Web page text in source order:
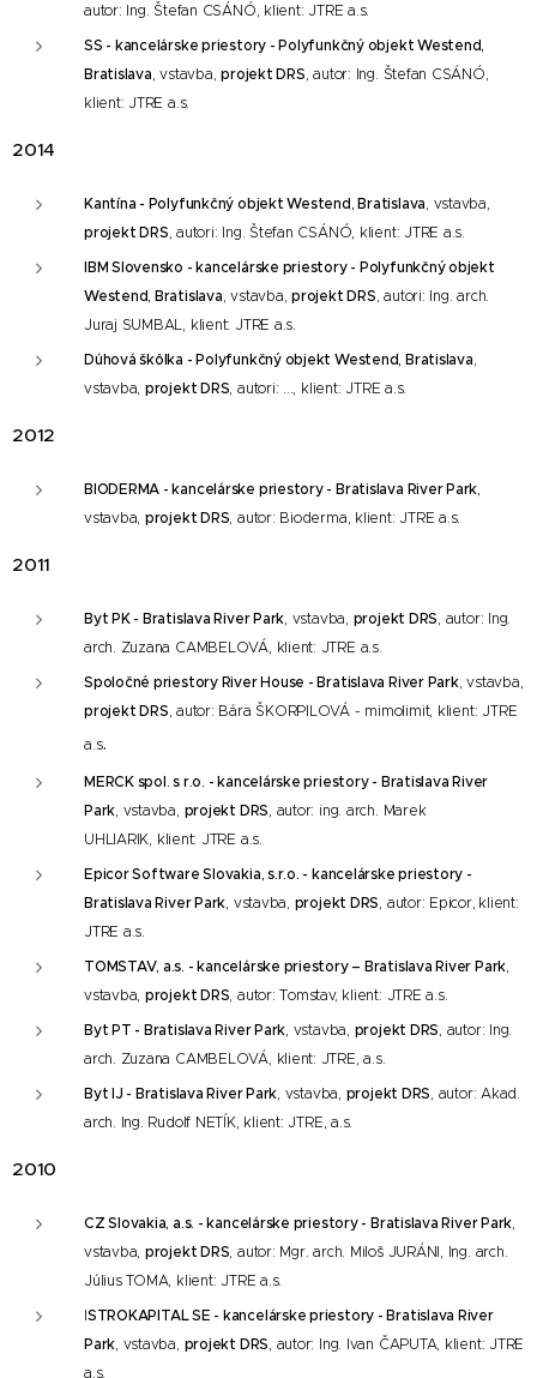
autor: Ing. Štefan CSÁNÓ, klient: JTRE a.s.
SS - kancelárske priestory - Polyfunkčný objekt Westend,
Bratislava, vstavba,projekt DRS, autor: Ing. Štefan CSÁNÓ,
klient: JTRE a.s.
2014
Kantína - Polyfunkčný objekt Westend, Bratislava, vstavba,
projekt DRS, autori: Ing. Štefan CSÁNÓ, klient: JTRE a.s.
IBM Slovensko - kancelárske priestory - Polyfunkčný objekt
Westend, Bratislava, vstavba,projekt DRS, autori: Ing. arch.
Juraj SUMBAL, klient: JTRE a.s.
Dúhová škôlka - Polyfunkčný objekt Westend, Bratislava,
vstavba, projekt DRS, autori: ..., klient: JTRE a.s.
2012
BIODERMA - kancelárske priestory - Bratislava River Park,
vstavba, projekt DRS, autor: Bioderma, klient: JTRE a.s.
2011
Byt PK - Bratislava River Park, vstavba, projekt DRS, autor: Ing.
arch. Zuzana CAMBELOVÁ, klient: JTRE a.s.
Spoločné priestory River House - Bratislava River Park, vstavba,
projekt DRS, autor: Bára ŠKORPILOVÁ - mimolimit, klient: JTRE
a.s.
MERCK spol. s r.o. - kancelárske priestory - Bratislava River
Park, vstavba, projekt DRS, autor: ing. arch. Marek
UHLIARIK, klient: JTRE a.s.
Epicor Software Slovakia, s.r.o. - kancelárske priestory -
Bratislava River Park, vstavba, projekt DRS, autor: Epicor, klient:
JTRE a.s.
TOMSTAV, a.s. - kancelárske priestory – Bratislava River Park,
vstavba, projekt DRS, autor: Tomstav, klient: JTRE a.s.
Byt PT - Bratislava River Park, vstavba, projekt DRS, autor: Ing.
arch. Zuzana CAMBELOVÁ, klient: JTRE, a.s.
Byt IJ - Bratislava River Park, vstavba, projekt DRS, autor: Akad.
arch. Ing. Rudolf NETÍK, klient: JTRE, a.s.
2010
CZ Slovakia, a.s. - kancelárske priestory - Bratislava River Park,
vstavba, projekt DRS, autor: Mgr. arch. Miloš JURÁNI, Ing. arch.
Július TOMA, klient: JTRE a.s.
ISTROKAPITAL SE - kancelárske priestory - Bratislava River
Park, vstavba, projekt DRS, autor: Ing. Ivan ČAPUTA, klient: JTRE
a.s.